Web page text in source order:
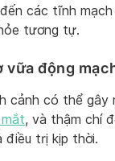
các tĩnh
tương tự.
vữa động
cảnh có thể gây
, và thậm chí
điều trị kịp thời.